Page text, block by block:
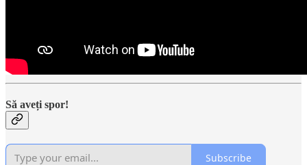
Să aveți spor!
Subscribe